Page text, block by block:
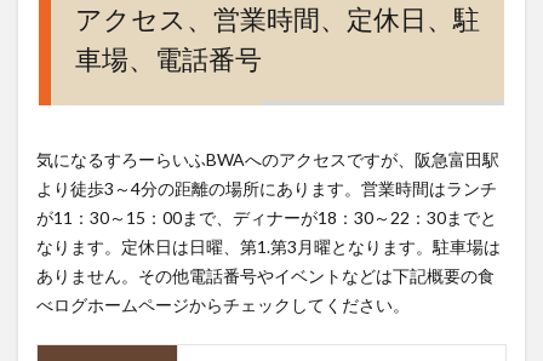
アクセス、営業時間、定休日、駐
車場、電話番号
気になるすろーらいふBWAへのアクセスですが、阪急富田駅
より徒歩3～4分の距離の場所にあります。営業時間はランチ
が11：30～15：00まで、ディナーが18：30～22：30までと
なります。定休日は日曜、第1.第3月曜となります。駐車場は
ありません。その他電話番号やイベントなどは下記概要の食
べログホームページからチェックしてください。